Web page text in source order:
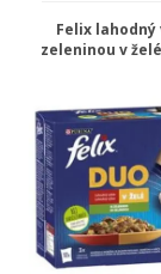
Felix lahodný
zeleninou v